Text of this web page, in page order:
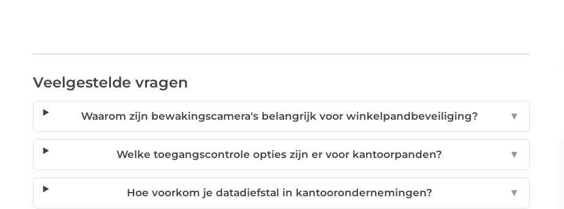
Veelgestelde vragen
Waarom zijn bewakingscamera's belangrijk voor winkelpandbeveiliging? ▼
Welke toegangscontrole opties zijn er voor kantoorpanden? ▼
Hoe voorkom je datadiefstal in kantoorondernemingen? ▼